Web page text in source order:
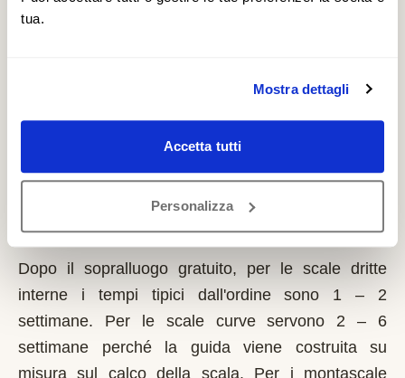
tua.
Mostra dettagli
Accetta tutti
Personalizza
delle barriere. È un contributo a fondo perduto che
domanda va presentata sempre prima dell'inizio
Quanto tempo serve per installare un
montascale a Villafranca Sicula?
Dopo il sopralluogo gratuito, per le scale dritte
interne i tempi tipici dall'ordine sono 1 – 2
settimane. Per le scale curve servono 2 – 6
settimane perché la guida viene costruita su
misura sul calco della scala. Per i montascale